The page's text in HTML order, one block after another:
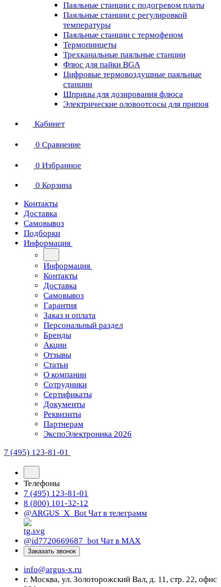
Паяльные станции с подогревом платы
Паяльные станции с регулировкой
температуры
Паяльные станции с термофеном
Термопинцеты
Трехканальные паяльные станции
Флюс для пайки BGA
Цифровые термовоздушные паяльные
станции
Шприцы для дозирования флюса
Электрические оловоотсосы для припоя
Кабинет
0 Сравнение
0 Избранное
0 Корзина
Контакты
Доставка
Самовывоз
Подборки
Информация
Информация
Контакты
Доставка
Самовывоз
Гарантия
Заказ и оплата
Персональный раздел
Бренды
Акции
Отзывы
Статьи
О компании
Сотрудники
Сертификаты
Документы
Реквизиты
Партнерам
ЭкспоЭлектроника 2026
7 (495) 123-81-01
Телефоны
7 (495) 123-81-01
8 (800) 101-32-12
@ARGUS_X_Bot Чат в телеграмм
@id7720669687_bot Чат в МАХ
Заказать звонок
info@argus-x.ru
г. Москва, ул. Золоторожский Вал, д. 11, стр. 22, офис